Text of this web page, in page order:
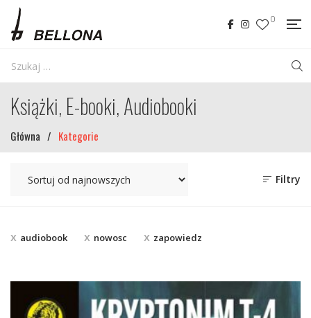
0
Książki, E-booki, Audiobooki
Główna / Kategorie
Filtry
audiobook nowosc zapowiedz